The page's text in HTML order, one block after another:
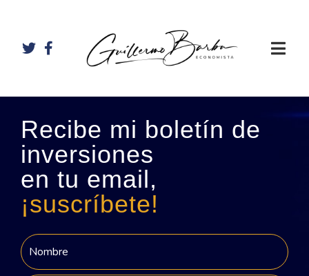
Recibe mi boletín de
inversiones
en tu email,
¡suscríbete!